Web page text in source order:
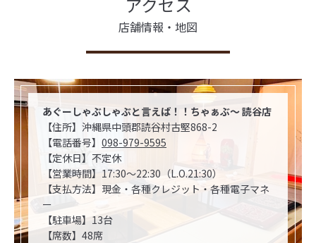
店舗情報・地図
あぐーしゃぶしゃぶと言えば！！ちゃぁぶ〜 読谷店
【住所】沖縄県中頭郡読谷村古堅868-2
【電話番号】 098-979-9595
【定休日】不定休
【営業時間】17:30～22:30（L.O.21:30）
【支払方法】現金・各種クレジット・各種電子マネ
ー
【駐車場】13台
【席数】48席